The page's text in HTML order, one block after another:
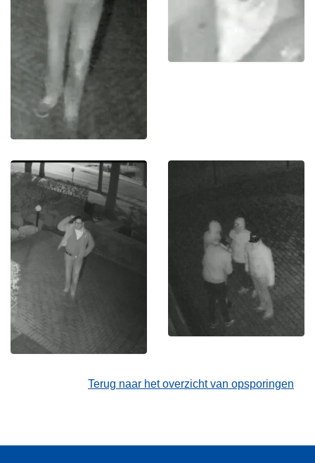
Terug naar het overzicht van opsporingen